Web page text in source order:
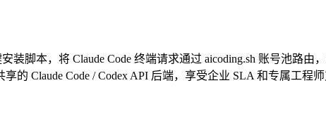
装脚本，将 Claude Code 终端请求通过 aicoding.sh 账号池路由
享的 Claude Code / Codex API 后端，享受企业 SLA 和专属工程师